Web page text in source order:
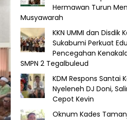
Hermawan Turun
Musyawarah
KKN UMMI dan Disdik
Sukabumi Perkuat
Pencegahan
SMPN 2 Tegalbuleud
KDM Respons Santai
Nyeleneh DJ Doni,
Cepot Kevin
Oknum Kades